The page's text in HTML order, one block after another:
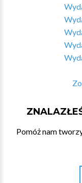
Pomóż nam